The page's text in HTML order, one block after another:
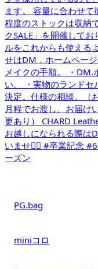
PG.bag
miniコロ